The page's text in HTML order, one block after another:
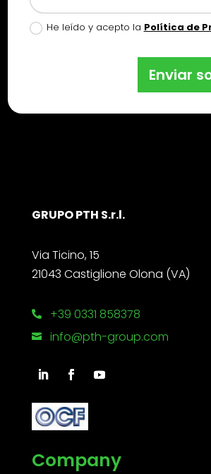
He leído y acepto la Política de
Enviar
GRUPO PTH S.r.l.
Via Ticino, 15
21043 Castiglione Olona (VA)
 +39 0331 858378
 info@pth-group.com
Company